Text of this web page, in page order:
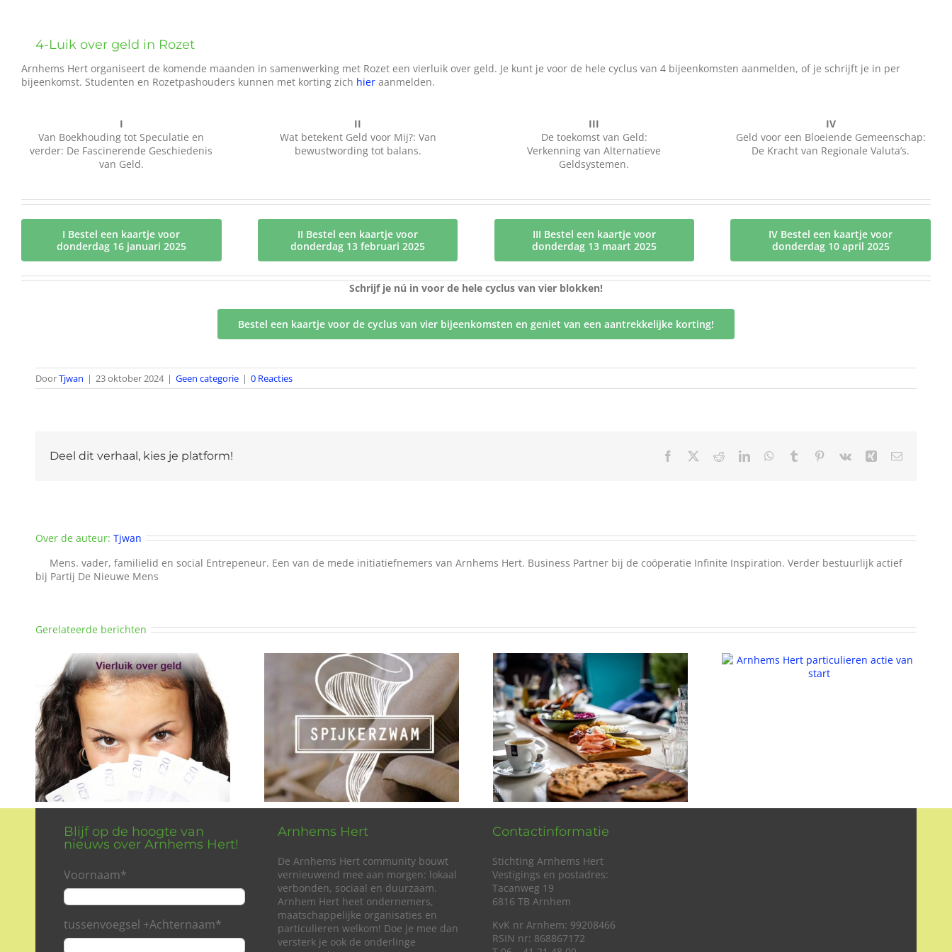
afbeelding
4-Luik over geld in Rozet
Arnhems Hert organiseert de komende maanden in samenwerking met Rozet een vierluik over geld. Je kunt je voor de hele cyclus van 4 bijeenkomsten aanmelden, of je schrijft je in per
bijeenkomst. Studenten en Rozetpashouders kunnen met korting zich hieraanmelden.
I
Van Boekhouding tot Speculatie en
verder: De Fascinerende Geschiedenis
van Geld.
II
Wat betekent Geld voor Mij?: Van
bewustwording tot balans.
III
De toekomst van Geld:
Verkenning van Alternatieve
Geldsystemen.
IV
Geld voor een Bloeiende Gemeenschap:
De Kracht van Regionale Valuta’s.
I Bestel een kaartje voor
donderdag 16 januari 2025
II Bestel een kaartje voor
donderdag 13 februari 2025
III Bestel een kaartje voor
donderdag 13 maart 2025
IV Bestel een kaartje voor
donderdag 10 april 2025
Schrijf je nú in voor de hele cyclus van vier blokken!
Bestel een kaartje voor de cyclus van vier bijeenkomsten en geniet van een aantrekkelijke korting!
DoorTjwan | 23 oktober 2024 | Geen categorie | 0 Reacties
Deel dit verhaal, kies je platform! Facebook RedditLinkedInWhatsApp
Tumblr Pinterest
Vk Xing E-
Over de auteur: Tjwan
Mens. vader, familielid en social Entrepeneur. Een van de mede initiatiefnemers van Arnhems Hert. Business Partner bij de coöperatie Infinite Inspiration. Verder bestuurlijk actief
bij Partij De Nieuwe Mens
Gerelateerde berichten
Blijf op de hoogte van
nieuws over Arnhems Hert!
Voornaam*
tussenvoegsel +Achternaam*
Arnhems Hert
De Arnhems Hert community bouwt
vernieuwend mee aan morgen: lokaal
verbonden, sociaal en duurzaam.
Arnhem Hert heet ondernemers,
maatschappelijke organisaties en
particulieren welkom! Doe je mee dan
versterk je ook de onderlinge
Contactinformatie
Stichting Arnhems Hert
Vestigings en postadres:
Tacanweg 19
6816 TB Arnhem
KvK nr Arnhem: 99208466
RSIN nr: 868867172